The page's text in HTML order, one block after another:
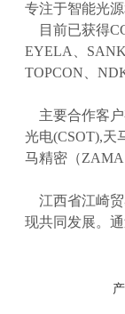
专注于智能光
目前已获得
EYELA、
TOPCON、
主要合作客
光电(CSOT),天
马精密（
江西省江崎
现共同发展。